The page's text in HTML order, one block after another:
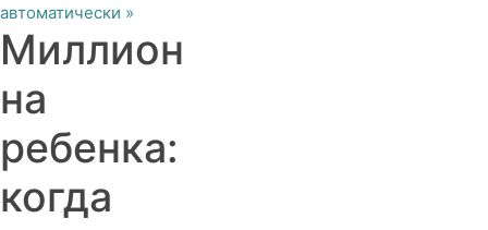
автоматически »
Миллион
на
ребенка:
когда